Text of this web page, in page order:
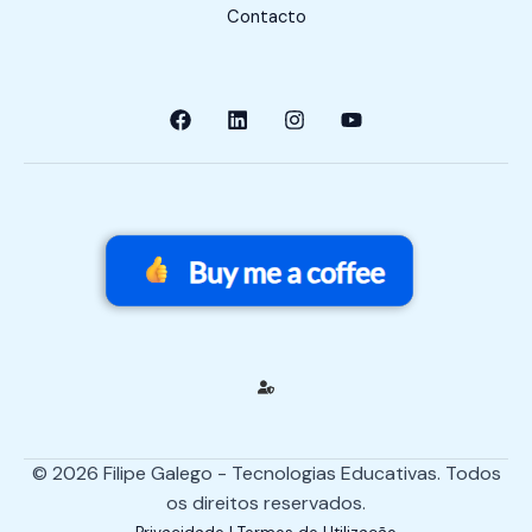
Contacto
© 2026 Filipe Galego - Tecnologias Educativas. Todos
os direitos reservados.